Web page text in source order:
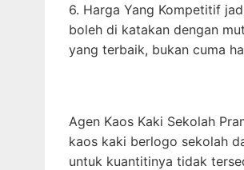
6. Harga Yang Kompetitif
boleh di katakan dengan
yang terbaik, bukan cuma
Agen Kaos Kaki Sekolah
kaos kaki berlogo sekolah
untuk kuantitinya tidak